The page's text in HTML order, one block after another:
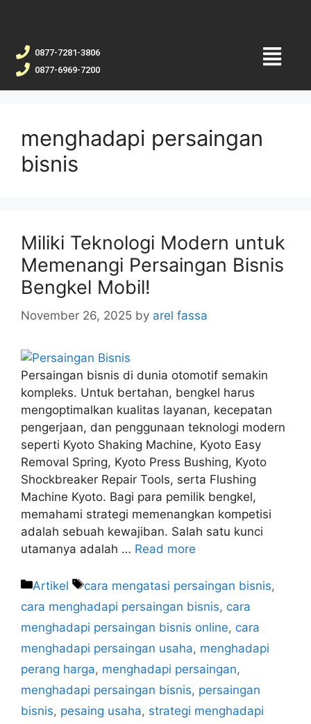
0877-7281-3806
0877-6969-7200
menghadapi persaingan
bisnis
Miliki Teknologi Modern untuk
Memenangi Persaingan Bisnis
Bengkel Mobil!
November 26, 2025 by arel fassa
Persaingan bisnis di dunia otomotif semakin
kompleks. Untuk bertahan, bengkel harus
mengoptimalkan kualitas layanan, kecepatan
pengerjaan, dan penggunaan teknologi modern
seperti Kyoto Shaking Machine, Kyoto Easy
Removal Spring, Kyoto Press Bushing, Kyoto
Shockbreaker Repair Tools, serta Flushing
Machine Kyoto. Bagi para pemilik bengkel,
memahami strategi memenangkan kompetisi
adalah sebuah kewajiban. Salah satu kunci
utamanya adalah … Read more
Artikel cara mengatasi persaingan bisnis,
cara menghadapi persaingan bisnis, cara
menghadapi persaingan bisnis online, cara
menghadapi persaingan usaha, menghadapi
perang harga, menghadapi persaingan,
menghadapi persaingan bisnis, persaingan
bisnis, pesaing usaha, strategi menghadapi